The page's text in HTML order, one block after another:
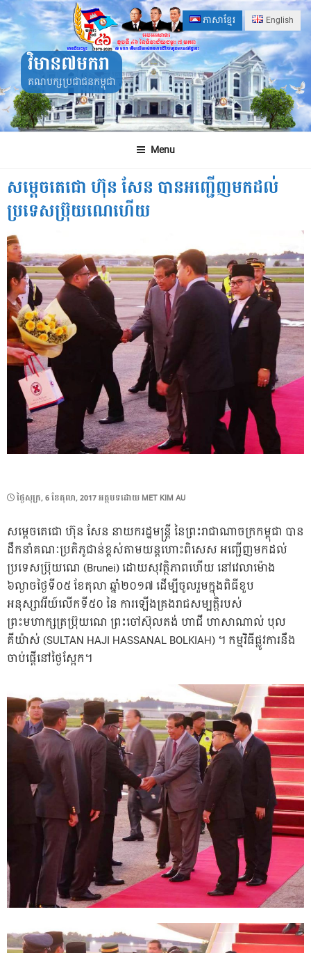
Skip
to
content
ភាសាខ្មែរ English
វិមាន៧មករា
គណបក្សប្រជាជនកម្ពុជា
Menu
សម្តេចតេជោ ហ៊ុន សែន បានអញ្ជើញមកដល់
ប្រទេសប្រ៊ុយណេហើយ
POSTED
ថ្ងៃ​សុក្រ, 6 ខែ​តុលា, 2017អត្ថបទដោយ MET KIM AU
សម្តេចតេជោ ហ៊ុន សែន នាយករដ្ឋមន្រ្តី នៃព្រះរាជាណាចក្រកម្ពុជា បាន
ដឹកនាំគណៈប្រតិភូជាន់ខ្ពស់តាមយន្តហោះពិសេស អញ្ជើញមកដល់
ប្រទេសប្រ៊ុយណេ (Brunei) ដោយសុវត្ថិភាពហើយ នៅវេលាម៉ោង
៦ល្ងាចថ្ងៃទី០៥ ខែតុលា ឆ្នាំ២០១៧ ដើម្បីចូលរួមក្នុងពិធីខួប
អនុស្សាវរីយ៍លើកទី៥០ នៃ ការឡើងគ្រងរាជសម្បត្តិរបស់
ព្រះមហាក្សត្រប្រ៊ុយណេ ព្រះចៅស៊ុលតង់ ហាជី ហាសាណាល់ បុល
គីយ៉ាស់ (SULTAN HAJI HASSANAL BOLKIAH) ។ កម្មវិធីផ្លូវការនឹង
ចាប់ផ្តើនៅថ្ងៃស្អែក។